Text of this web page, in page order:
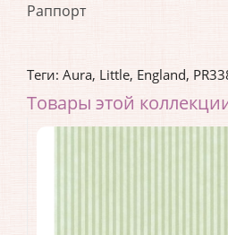
Раппорт
Теги: Aura, Little, England,
Товары этой